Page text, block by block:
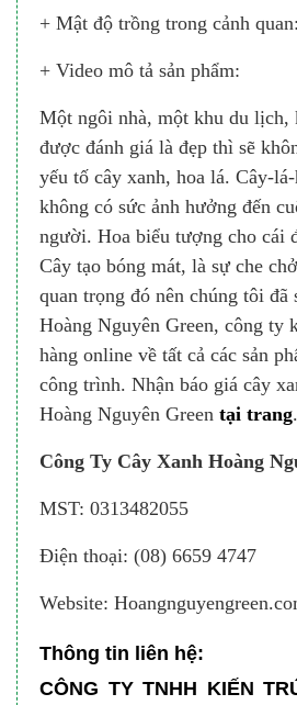
+ Mật độ trồng trong cảnh quan:
+ Video mô tả sản phẩm:
Một ngôi nhà, một khu du
được đánh giá là đẹp thì sẽ
yếu tố cây xanh, hoa lá. Cây-
không có sức ảnh hưởng đến
người. Hoa biểu tượng cho cái
Cây tạo bóng mát, là sự che
quan trọng đó nên chúng tôi đã
Hoàng Nguyên Green, công ty
hàng online về tất cả các sản
công trình. Nhận báo giá cây
Hoàng Nguyên Green tại trang.
Công Ty Cây Xanh Hoàng
MST: 0313482055
Điện thoại: (08) 6659 4747
Website:
Thông tin liên hệ:
CÔNG TY TNHH KIẾN